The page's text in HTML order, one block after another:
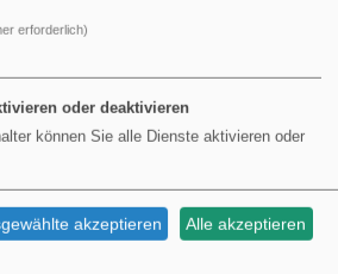
erforderlich)
oder deaktivieren
können Sie alle Dienste aktivieren oder
akzeptieren Alle akzeptieren